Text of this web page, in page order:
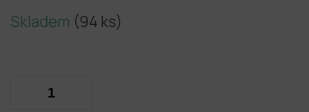
Skladem (94 ks)